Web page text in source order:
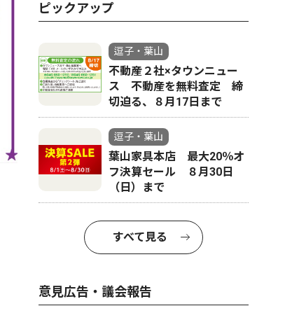
ピックアップ
逗子・葉山
不動産２社×タウンニュー
ス 不動産を無料査定 締
切迫る、８月17日まで
逗子・葉山
葉山家具本店 最大20％オ
フ決算セール ８月30日
（日）まで
すべて見る
意見広告・議会報告